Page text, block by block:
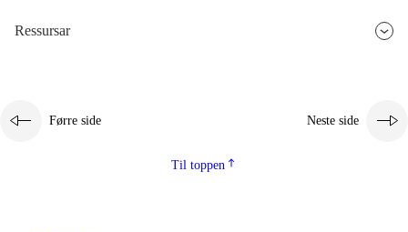
Ressursar
Førre side Neste side
Til toppen